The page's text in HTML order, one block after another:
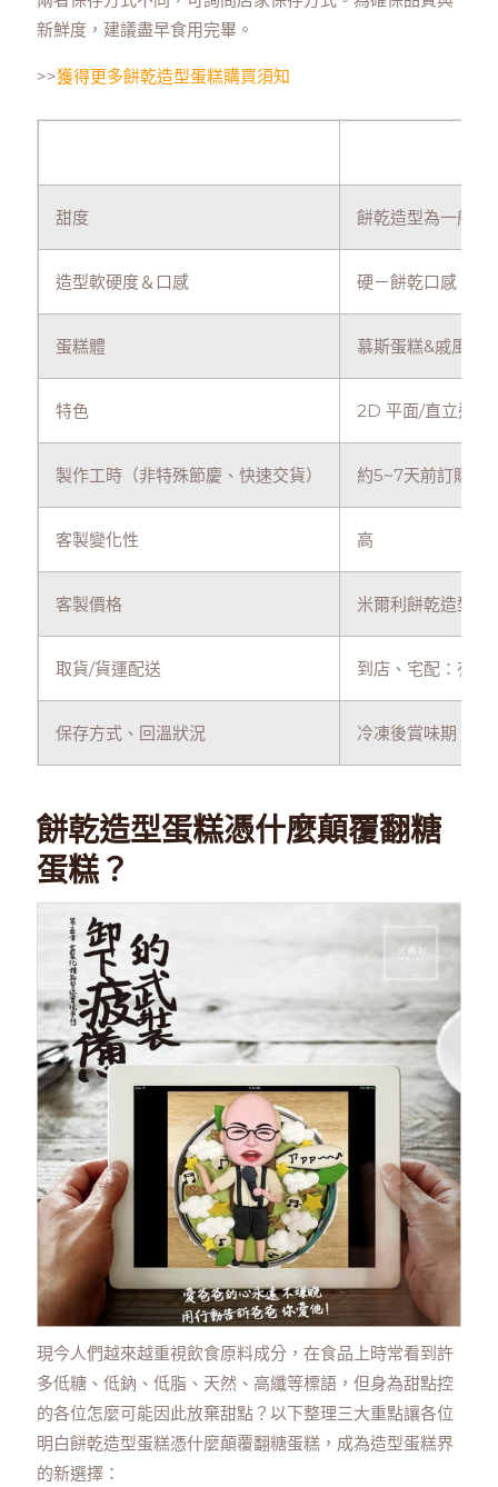
新鮮度，建議盡早食用完畢。
>>獲得更多餅乾造型蛋糕購買須知
甜度 餅乾造型為一般口
造型軟硬度＆口感 硬－餅乾口感，好
蛋糕體 慕斯蛋糕&戚風蛋
特色 2D 平面/直立造型
製作工時（非特殊節慶、快速交貨） 約5~7天前訂購
客製變化性 高
客製價格 米爾利餅乾造型
取貨/貨運配送 到店、宅配：有種
保存方式、回溫狀況 冷凍後賞味期：3
餅乾造型蛋糕憑什麼顛覆翻糖
蛋糕？
現今人們越來越重視飲食原料成分，在食品上時常看到許
多低糖、低鈉、低脂、天然、高纖等標語，但身為甜點控
的各位怎麼可能因此放棄甜點？以下整理三大重點讓各位
明白餅乾造型蛋糕憑什麼顛覆翻糖蛋糕，成為造型蛋糕界
的新選擇：